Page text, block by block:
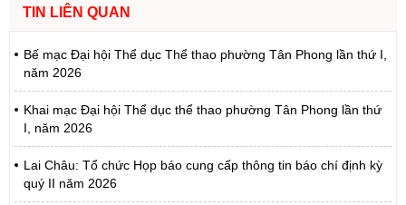
TIN LIÊN QUAN
Bế mạc Đại hội Thể dục Thể thao phường Tân Phong lần thứ I,
năm 2026
Khai mạc Đại hội Thể dục thể thao phường Tân Phong lần thứ
I, năm 2026
Lai Châu: Tổ chức Họp báo cung cấp thông tin báo chí định kỳ
quý II năm 2026